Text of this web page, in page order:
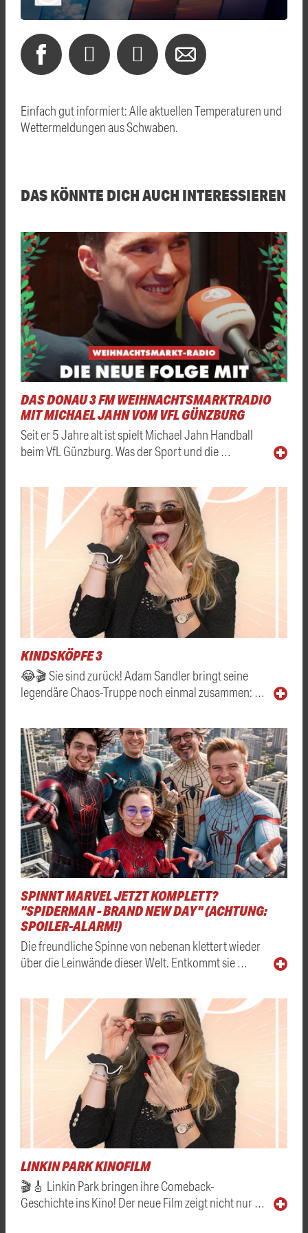
Einfach gut informiert: Alle aktuellen Temperaturen und
Wettermeldungen aus Schwaben.
DAS KÖNNTE DICH AUCH INTERESSIEREN
DAS DONAU 3 FM WEIHNACHTSMARKTRADIO
MIT MICHAEL JAHN VOM VFL GÜNZBURG
Seit er 5 Jahre alt ist spielt Michael Jahn Handball
beim VfL Günzburg. Was der Sport und die …
KINDSKÖPFE 3
😂🎬 Sie sind zurück! Adam Sandler bringt seine
legendäre Chaos-Truppe noch einmal zusammen: …
SPINNT MARVEL JETZT KOMPLETT?
"SPIDERMAN - BRAND NEW DAY" (ACHTUNG:
SPOILER-ALARM!)
Die freundliche Spinne von nebenan klettert wieder
über die Leinwände dieser Welt. Entkommt sie …
LINKIN PARK KINOFILM
🎬🎸 Linkin Park bringen ihre Comeback-
Geschichte ins Kino! Der neue Film zeigt nicht nur …